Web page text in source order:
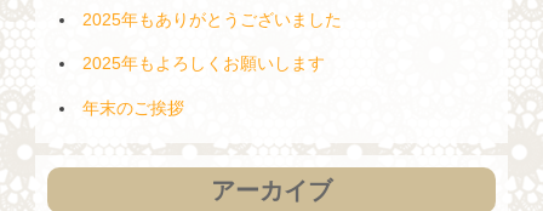
2025年もありがとうございました
2025年もよろしくお願いします
年末のご挨拶
アーカイブ